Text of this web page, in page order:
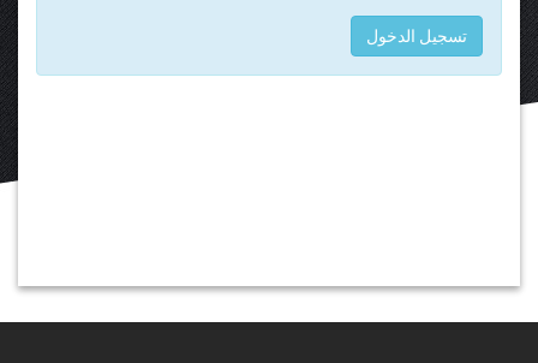
تسجيل الدخول